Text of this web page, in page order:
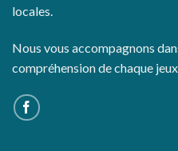
locales.
Nous vous accompagnons
compréhension de chaque